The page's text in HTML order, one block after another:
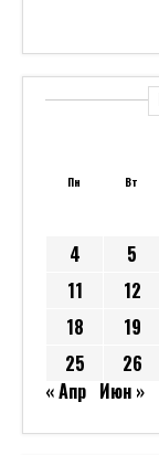
Пн Вт
4
5
11
12
18
19
25
26
« Апр Июн »